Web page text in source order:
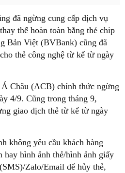
đã ngừng cung cấp dịch vụ
thế hoàn toàn bằng thẻ chip
Bản Việt (BVBank) cũng đã
thẻ công nghệ từ kể từ ngày
Châu (ACB) chính thức ngừng
4/9. Cũng trong tháng 9,
giao dịch thẻ từ kể từ ngày
không yêu cầu khách hàng
hay hình ảnh thẻ/hình ảnh giấy
Zalo/Email để hủy thẻ,